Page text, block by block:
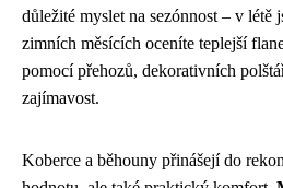
důležité myslet na sezónnost – v
zimních měsících oceníte teplejší
pomocí přehozů, dekorativních
zajímavost.
Koberce a běhouny přinášejí do